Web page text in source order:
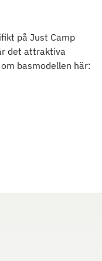
med u-soffa i bak
på Just Camp
det attraktiva
basmodellen här: